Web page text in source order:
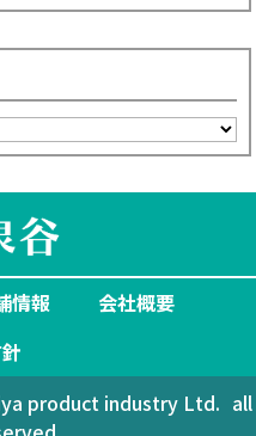
情報
会社概要
product industry Ltd. all